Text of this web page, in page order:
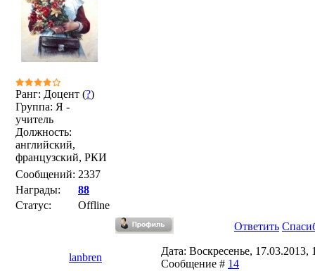
Ранг: Доцент (?)
Группа: Я -
учитель
Должность:
английский,
французский, РКИ
Сообщений: 2337
Награды:
88
Статус:
Offline
Ответить
lanbren
Дата: Воскресенье, 17.03.2013,
Сообщение # 14